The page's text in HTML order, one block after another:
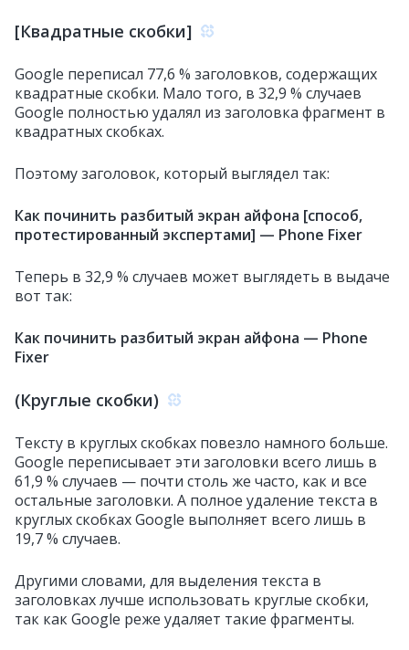
[Квадратные скобки]
Google переписал 77,6 % заголовков, содержащих
квадратные скобки. Мало того, в 32,9 % случаев
Google полностью удалял из заголовка фрагмент в
квадратных скобках.
Поэтому заголовок, который выглядел так:
Как починить разбитый экран айфона [способ,
протестированный экспертами] — Phone Fixer
Теперь в 32,9 % случаев может выглядеть в выдаче
вот так:
Как починить разбитый экран айфона — Phone
Fixer
(Круглые скобки)
Тексту в круглых скобках повезло намного больше.
Google переписывает эти заголовки всего лишь в
61,9 % случаев — почти столь же часто, как и все
остальные заголовки. А полное удаление текста в
круглых скобках Google выполняет всего лишь в
19,7 % случаев.
Другими словами, для выделения текста в
заголовках лучше использовать круглые скобки,
так как Google реже удаляет такие фрагменты.